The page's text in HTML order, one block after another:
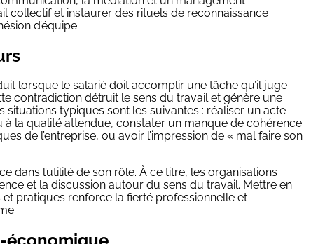
collectif et instaurer des rituels de reconnaissance
d’équipe.
lorsque le salarié doit accomplir une tâche qu’il juge
contradiction détruit le sens du travail et génère une
situations typiques sont les suivantes : réaliser un acte
la qualité attendue, constater un manque de cohérence
de l’entreprise, ou avoir l’impression de « mal faire son
dans l’utilité de son rôle. À ce titre, les organisations
et la discussion autour du sens du travail. Mettre en
pratiques renforce la fierté professionnelle et